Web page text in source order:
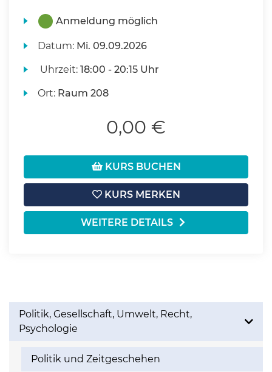
Anmeldung möglich
Datum: Mi. 09.09.2026
Uhrzeit:18:00 - 20:15 Uhr
Ort: Raum 208
0,00 €
KURS BUCHEN
KURS MERKEN
WEITERE DETAILS
Politik, Gesellschaft, Umwelt, Recht,
Psychologie
Politik und Zeitgeschehen